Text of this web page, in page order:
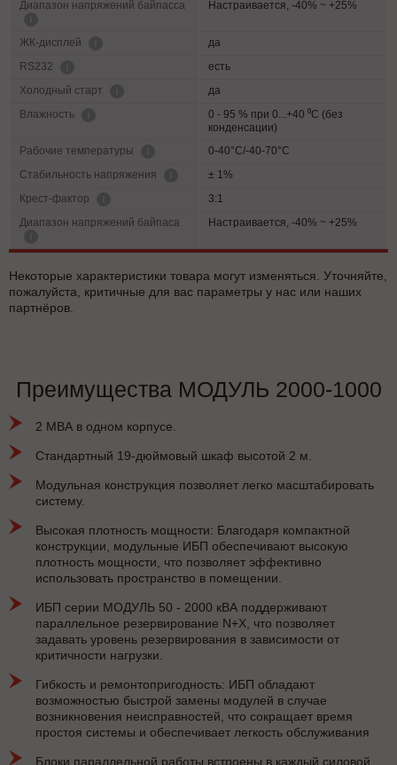
Диапазон напряжений байпасса Настраивается, -40% ~ +25%
ЖК-дисплей
да
RS232
есть
Холодный старт
да
Влажность
0 - 95 % при 0...+40 ⁰С (без
конденсации)
Рабочие температуры
0-40°C/-40-70°C
Cтабильность напряжения
± 1%
Крест-фактор
3:1
Диапазон напряжений байпаса
Настраивается, -40% ~ +25%
Некоторые характеристики товара могут изменяться. Уточняйте,
пожалуйста, критичные для вас параметры у нас или наших
партнёров.
Преимущества МОДУЛЬ 2000-1000
2 МВА в одном корпусе.
Стандартный 19-дюймовый шкаф высотой 2 м.
Модульная конструкция позволяет легко масштабировать
систему.
Высокая плотность мощности: Благодаря компактной
конструкции, модульные ИБП обеспечивают высокую
плотность мощности, что позволяет эффективно
использовать пространство в помещении.
ИБП серии МОДУЛЬ 50 - 2000 кВА поддерживают
параллельное резервирование N+X, что позволяет
задавать уровень резервирования в зависимости от
критичности нагрузки.
Гибкость и ремонтопригодность: ИБП обладают
возможностью быстрой замены модулей в случае
возникновения неисправностей, что сокращает время
простоя системы и обеспечивает легкость обслуживания
Блоки параллельной работы встроены в каждый силовой